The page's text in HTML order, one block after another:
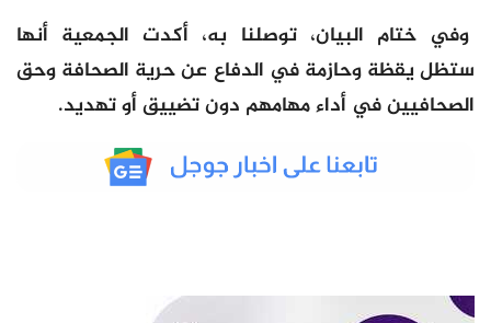
وفي ختام البيان، توصلنا به، أكدت الجمعية أنها
ستظل يقظة وحازمة في الدفاع عن حرية الصحافة وحق
الصحافيين في أداء مهامهم دون تضييق أو تهديد.